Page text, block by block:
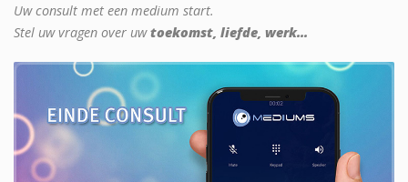
Uw consult met een medium start.
Stel uw vragen over uwtoekomst, liefde, werk...